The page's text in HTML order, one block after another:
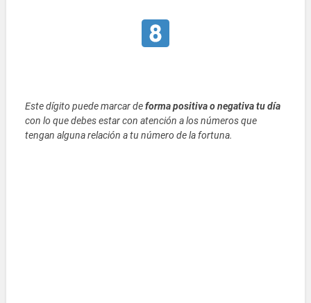
Este dígito puede marcar deforma positiva o negativa tu día
con lo que debes estar con atención a los números que
tengan alguna relación a tu número de la fortuna.